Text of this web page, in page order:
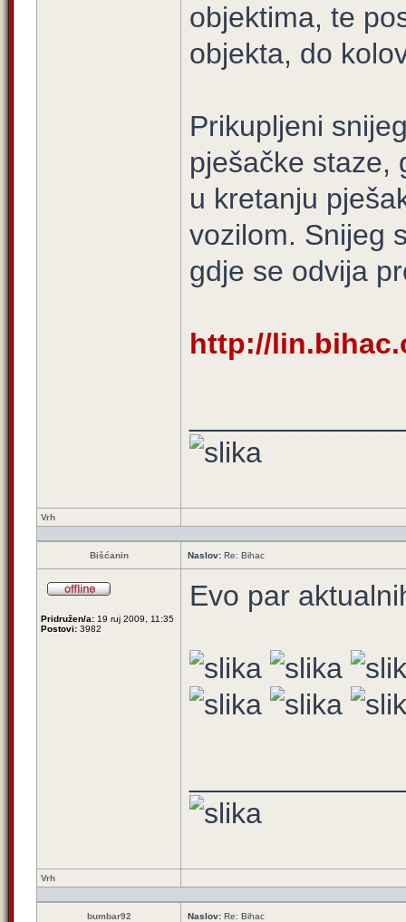
objektima, te
objekta, do
Prikupljeni
pješačke staze,
u kretanju
vozilom. Snijeg
gdje se odvija
http://
Vrh
Bišćanin Naslov: Re: Bihac
Pridružen/a: 19 ruj 2009, 11:35
Postovi: 3982
Evo par
Vrh
bumbar92 Naslov: Re: Bihac